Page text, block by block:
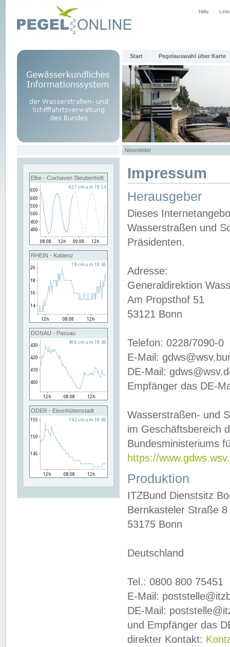
Hilfe
Start Pegelauswahl über Karte
Newsletter
Elbe - Cuxhaven Steubenhöft
RHEIN - Koblenz
DONAU - Passau
ODER - Eisenhüttenstadt
Impressum
Herausgeber
Dieses
Wasserstraßen und
Präsidenten.
Adresse:
Generaldirektion
Am Propsthof 51
53121 Bonn
Telefon: 0228/7090-0
E-Mail:
DE-Mail:
Empfänger das DE-
Wasserstraßen- und
im Geschäftsbereich
Bundesministeriums
https://
Produktion
ITZBund Dienstsitz
Bernkasteler Straße 8
53175 Bonn
Deutschland
Tel.: 0800 800 75451
E-Mail:
DE-Mail:
und Empfänger das
direkter Kontakt: